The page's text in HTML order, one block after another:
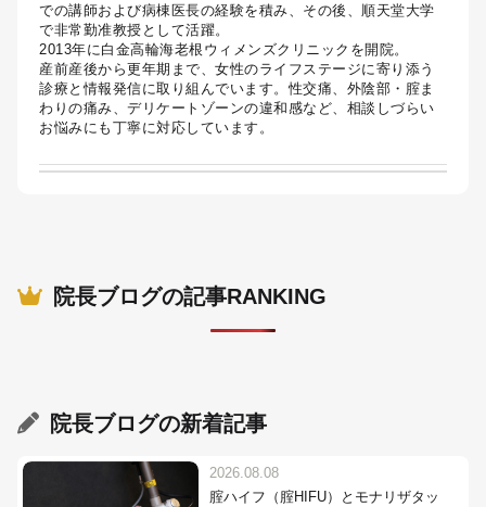
での講師および病棟医長の経験を積み、その後、順天堂大学
で非常勤准教授として活躍。
2013年に白金高輪海老根ウィメンズクリニックを開院。
産前産後から更年期まで、女性のライフステージに寄り添う
診療と情報発信に取り組んでいます。性交痛、外陰部・腟ま
わりの痛み、デリケートゾーンの違和感など、相談しづらい
お悩みにも丁寧に対応しています。
院長ブログの記事RANKING
院長ブログの新着記事
2026.08.08
腟ハイフ（腟HIFU）とモナリザタッ